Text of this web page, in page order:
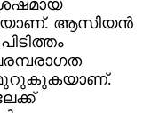
ആസിയന്‍
മുറുകുകയാണ്.